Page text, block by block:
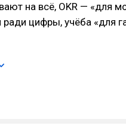
на всё, OKR — «для
цифры, учёба «для